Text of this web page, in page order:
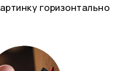
горизонтально